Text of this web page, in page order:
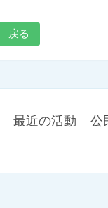
戻る
最近の活動 公